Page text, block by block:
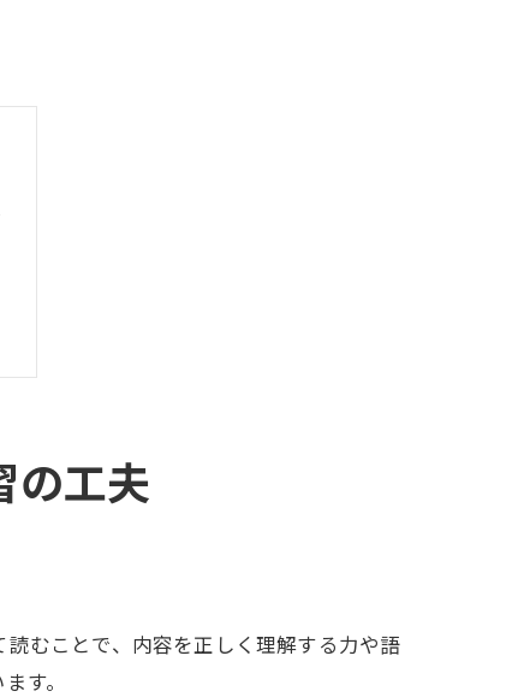
の工夫
むことで、内容を正しく理解する力や語
す。